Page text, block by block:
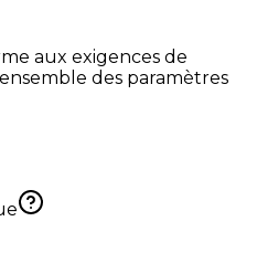
aux exigences de
des paramètres